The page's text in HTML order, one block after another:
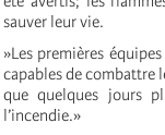
sauver leur vie.
»Les premières
capables de combattre
que quelques jours
l’incendie.»